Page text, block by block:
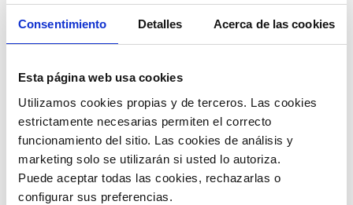
Consentimiento Detalles Acerca de las cookies
Esta página web usa cookies
Utilizamos cookies propias y de terceros. Las cookies
estrictamente necesarias permiten el correcto
funcionamiento del sitio. Las cookies de análisis y
marketing solo se utilizarán si usted lo autoriza.
Puede aceptar todas las cookies, rechazarlas o
configurar sus preferencias.
Una vez restituido el sistema, la gran duda entre todos
los usuarios surgió al tratar de explicar por qué se dio
esta interrupción. En ese sentido, la compañía publicó
acabar las especulaciones:
“Durante una de las rutinas de mantenimiento, se
ejecutó un comando para evaluar la disponibilidad en
la capacidad en la red troncal global. Esto,
involuntariamente, cortó todas las conexiones en
nuestra red troncal, desconectando asimismo a los
centros de datos de Facebook a nivel global. Nuestros
sistemas están diseñados para auditar comandos
como este y prevenir estos errores. Pero un error en